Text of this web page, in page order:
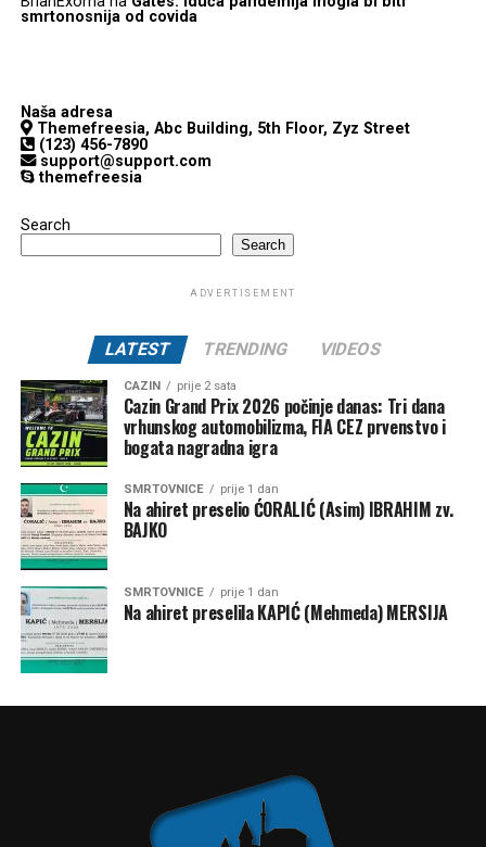
smrtonosnija od covida
Naša adresa
Themefreesia, Abc Building, 5th Floor, Zyz Street
(123) 456-7890
support@support.com
themefreesia
Search
Search
ADVERTISEMENT
LATEST TRENDING VIDEOS
CAZIN prije 2 sata
Cazin Grand Prix 2026 počinje danas: Tri dana
vrhunskog automobilizma, FIA CEZ prvenstvo i
bogata nagradna igra
SMRTOVNICE prije 1 dan
Na ahiret preselio ĆORALIĆ (Asim) IBRAHIM zv.
BAJKO
SMRTOVNICE prije 1 dan
Na ahiret preselila KAPIĆ (Mehmeda) MERSIJA